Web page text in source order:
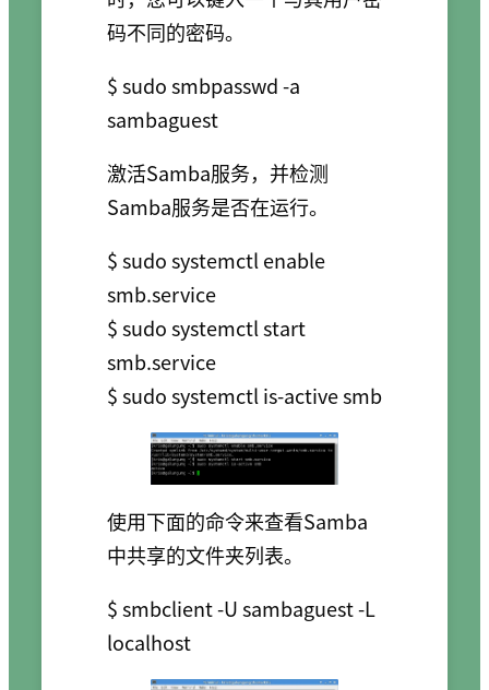
码不同的密码。
$ sudo smbpasswd -a
激活Samba服务，并检测
Samba服务是否在运行。
$ sudo systemctl enable
smb.service
$ sudo systemctl start
smb.service
$ sudo systemctl is-active smb
使用下面的命令来查看Samba
中共享的文件夹列表。
$ smbclient -U sambaguest -L